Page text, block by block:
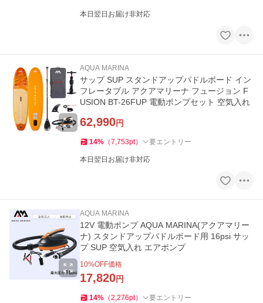
本日翌日お届け非対応
AQUA MARINA
サップ SUP スタンドアップパドルボード イン
フレータブル アクアマリーナ フュージョン F
USION BT-26FUP 電動ポンプセット 空気入れ
62,990円
14% （7,753pt） 要エントリー
本日翌日お届け非対応
AQUA MARINA
12V 電動ポンプ AQUA MARINA(アクアマリー
ナ) スタンドアップパドルボード用 16psi サッ
プ SUP 空気入れ エアポンプ
10%OFF価格
17,820円
14% （2,276pt） 要エントリー